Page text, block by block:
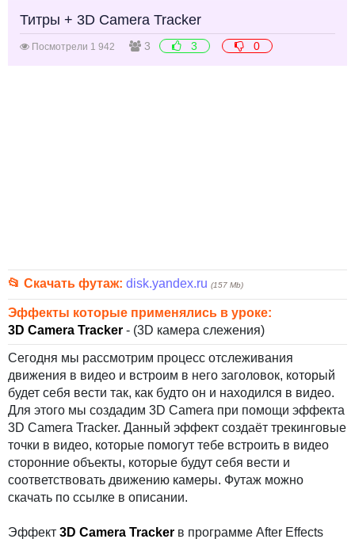
Титры + 3D Camera Tracker
Посмотрели 1 942 3 3 0
📂 Скачать футаж: disk.yandex.ru (157 Mb)
Эффекты которые применялись в уроке:
3D Camera Tracker - (3D камера слежения)
Сегодня мы рассмотрим процесс отслеживания
движения в видео и встроим в него заголовок, который
будет себя вести так, как будто он и находился в видео.
Для этого мы создадим 3D Camera при помощи эффекта
3D Camera Tracker. Данный эффект создаёт трекинговые
точки в видео, которые помогут тебе встроить в видео
сторонние объекты, которые будут себя вести и
соответствовать движению камеры. Футаж можно
скачать по ссылке в описании.
Эффект 3D Camera Tracker в программе After Effects